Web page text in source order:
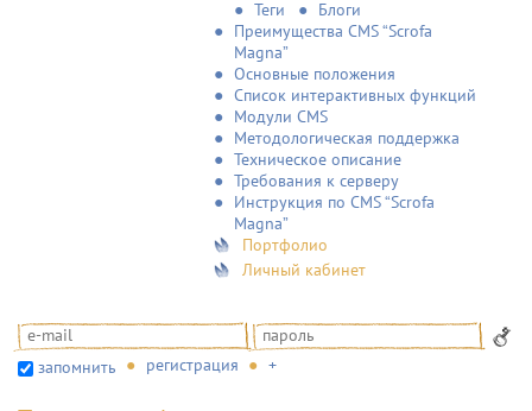
Теги
Блоги
Преимущества CMS “Scrofa
Magna”
Основные положения
Список интерактивных функций
Модули CMS
Методологическая поддержка
Техническое описание
Требования к серверу
Инструкция по CMS “Scrofa
Magna”
Портфолио
Личный кабинет
запомнить регистрация +